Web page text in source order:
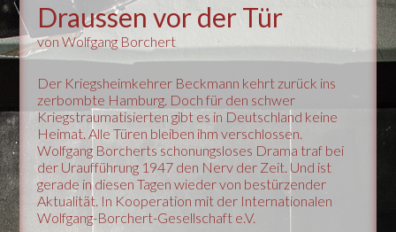
Draussen vor der Tür
von Wolfgang Borchert
Der Kriegsheimkehrer Beckmann kehrt zurück ins
zerbombte Hamburg. Doch für den schwer
Kriegstraumatisierten gibt es in Deutschland keine
Heimat. Alle Türen bleiben ihm verschlossen.
Wolfgang Borcherts schonungsloses Drama traf bei
der Uraufführung 1947 den Nerv der Zeit. Und ist
gerade in diesen Tagen wieder von bestürzender
Aktualität. In Kooperation mit der Internationalen
Wolfgang-Borchert-Gesellschaft e.V.